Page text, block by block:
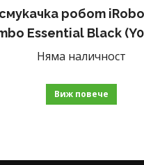
робот
Essential Black
Няма наличност
Виж повече